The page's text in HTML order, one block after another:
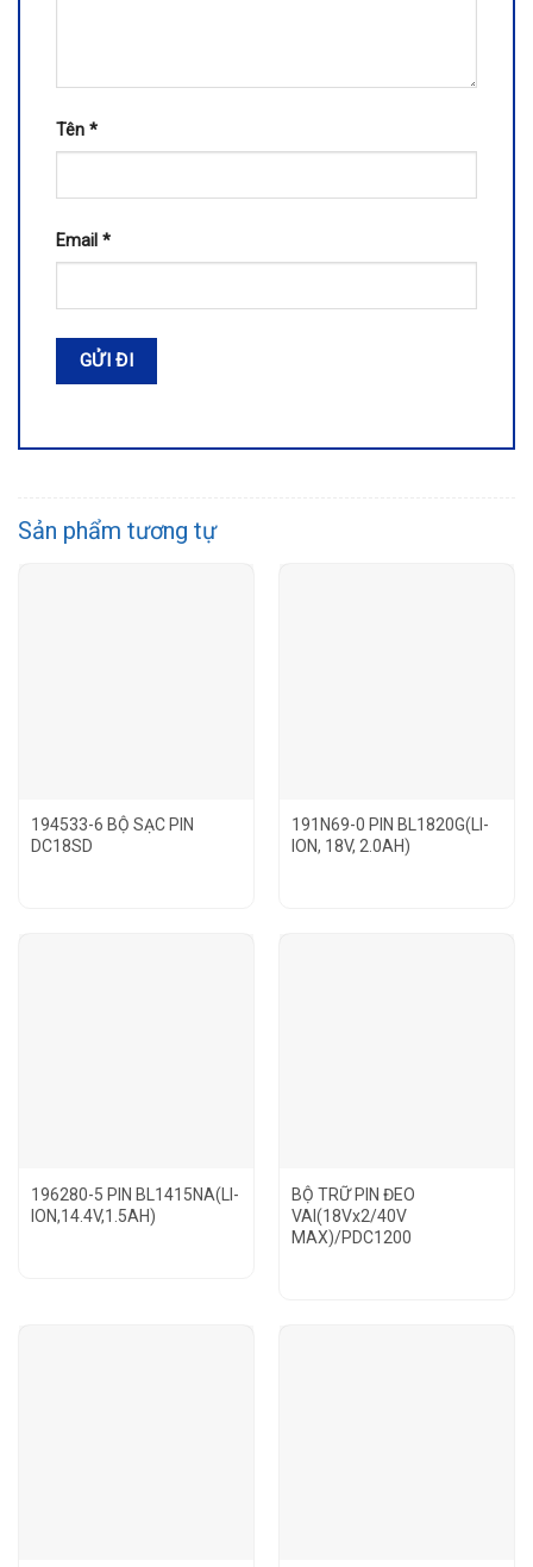
Tên *
Email *
Sản phẩm tương tự
194533-6 BỘ SẠC PIN
DC18SD
191N69-0 PIN BL1820G(LI-
ION, 18V, 2.0AH)
196280-5 PIN BL1415NA(LI-
ION,14.4V,1.5AH)
BỘ TRỮ PIN ĐEO
VAI(18Vx2/40V
MAX)/PDC1200